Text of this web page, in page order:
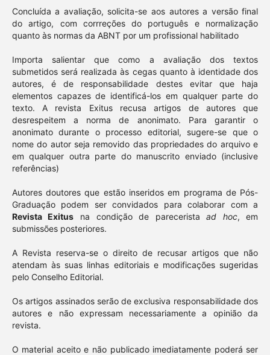
Concluída a avaliação, solicita-se aos autores a versão final
do artigo, com corrreções do português e normalização
quanto às normas da ABNT por um profissional habilitado
Importa salientar que como a avaliação dos textos
submetidos será realizada às cegas quanto à identidade dos
autores, é de responsabilidade destes evitar que haja
elementos capazes de identificá-los em qualquer parte do
texto. A revista Exitus recusa artigos de autores que
desrespeitem a norma de anonimato. Para garantir o
anonimato durante o processo editorial, sugere-se que o
nome do autor seja removido das propriedades do arquivo e
em qualquer outra parte do manuscrito enviado (inclusive
referências)
Autores doutores que estão inseridos em programa de Pós-
Graduação podem ser convidados para colaborar com a
Revista Exitus na condição de pareceristaad hoc, em
submissões posteriores.
A Revista reserva-se o direito de recusar artigos que não
atendam às suas linhas editoriais e modificações sugeridas
pelo Conselho Editorial.
Os artigos assinados serão de exclusiva responsabilidade dos
autores e não expressam necessariamente a opinião da
revista.
O material aceito e não publicado imediatamente poderá ser